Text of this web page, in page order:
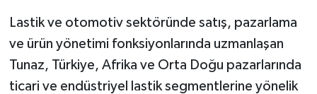
Lastik ve otomotiv sektöründe satış, pazarlama
ve ürün yönetimi fonksiyonlarında uzmanlaşan
Tunaz, Türkiye, Afrika ve Orta Doğu pazarlarında
ticari ve endüstriyel lastik segmentlerine yönelik